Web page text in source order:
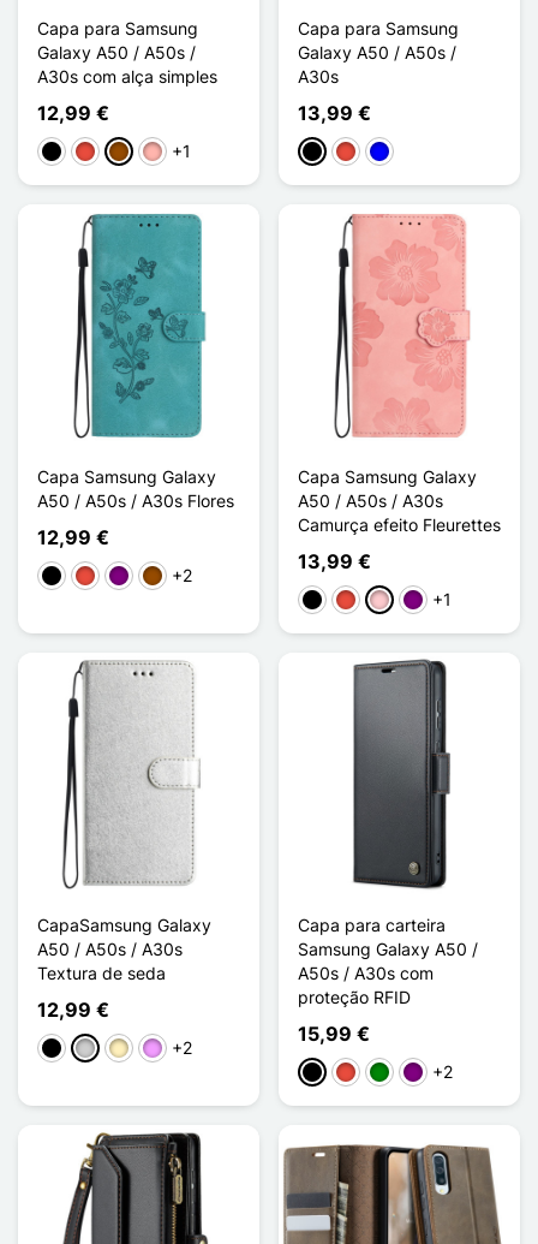
Capa para Samsung
Galaxy A50 / A50s /
A30s com alça simples
12,99 €
PretoVermelho
Castanho
Ouro rosa
+1
Capa para Samsung
Galaxy A50 / A50s /
A30s
13,99 €
PretoVermelho
Azul
Capa Samsung Galaxy
A50 / A50s / A30s Flores
12,99 €
PretoVermelho
PúrpuraCastanho
+2
Capa Samsung Galaxy
A50 / A50s / A30s
Camurça efeito Fleurettes
13,99 €
PretoVermelho
RosaPúrpura
+1
CapaSamsung Galaxy
A50 / A50s / A30s
Textura de seda
12,99 €
PretoPrataOuroVioleta ligeira
+2
Capa para carteira
Samsung Galaxy A50 /
A50s / A30s com
proteção RFID
15,99 €
PretoVermelho
VerdePúrpura
+2